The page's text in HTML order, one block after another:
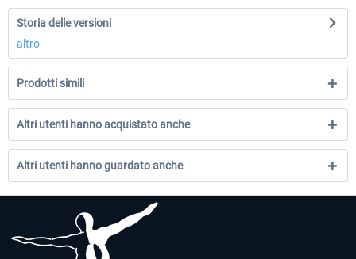
Storia delle versioni
altro
Prodotti simili
Altri utenti hanno acquistato anche
Altri utenti hanno guardato anche